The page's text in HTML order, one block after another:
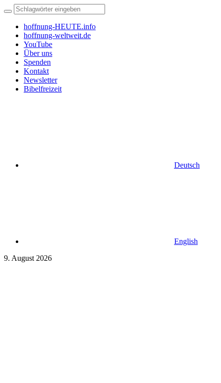
hoffnung-HEUTE.info
hoffnung-weltweit.de
YouTube
Über uns
Spenden
Kontakt
Newsletter
Bibelfreizeit
Deutsch
English
9. August 2026